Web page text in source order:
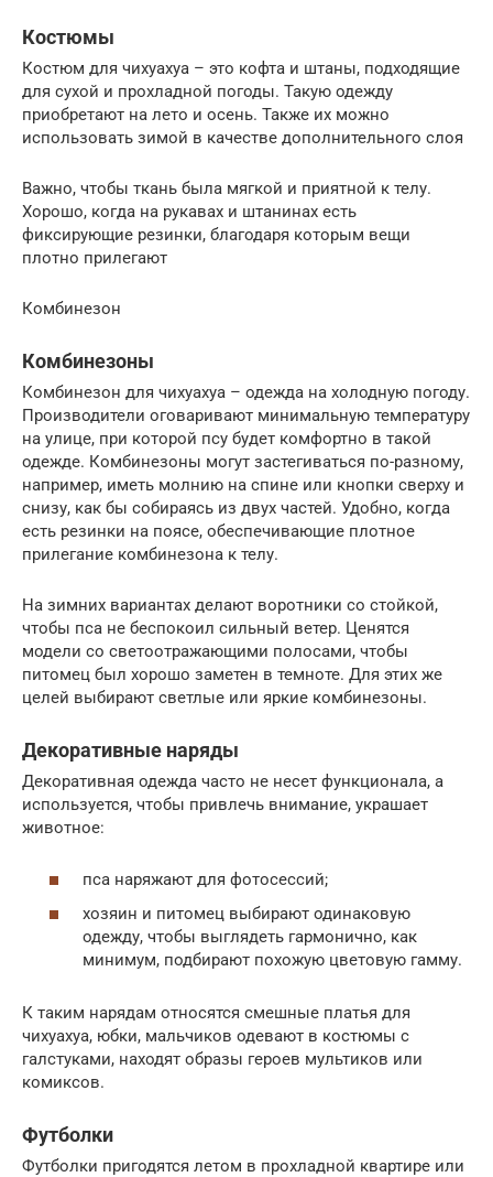
Костюмы
Костюм для чихуахуа – это кофта и штаны, подходящие
для сухой и прохладной погоды. Такую одежду
приобретают на лето и осень. Также их можно
использовать зимой в качестве дополнительного слоя
Важно, чтобы ткань была мягкой и приятной к телу.
Хорошо, когда на рукавах и штанинах есть
фиксирующие резинки, благодаря которым вещи
плотно прилегают
Комбинезон
Комбинезоны
Комбинезон для чихуахуа – одежда на холодную погоду.
Производители оговаривают минимальную температуру
на улице, при которой псу будет комфортно в такой
одежде. Комбинезоны могут застегиваться по-разному,
например, иметь молнию на спине или кнопки сверху и
снизу, как бы собираясь из двух частей. Удобно, когда
есть резинки на поясе, обеспечивающие плотное
прилегание комбинезона к телу.
На зимних вариантах делают воротники со стойкой,
чтобы пса не беспокоил сильный ветер. Ценятся
модели со светоотражающими полосами, чтобы
питомец был хорошо заметен в темноте. Для этих же
целей выбирают светлые или яркие комбинезоны.
Декоративные наряды
Декоративная одежда часто не несет функционала, а
используется, чтобы привлечь внимание, украшает
животное:
пса наряжают для фотосессий;
хозяин и питомец выбирают одинаковую
одежду, чтобы выглядеть гармонично, как
минимум, подбирают похожую цветовую гамму.
К таким нарядам относятся смешные платья для
чихуахуа, юбки, мальчиков одевают в костюмы с
галстуками, находят образы героев мультиков или
комиксов.
Футболки
Футболки пригодятся летом в прохладной квартире или